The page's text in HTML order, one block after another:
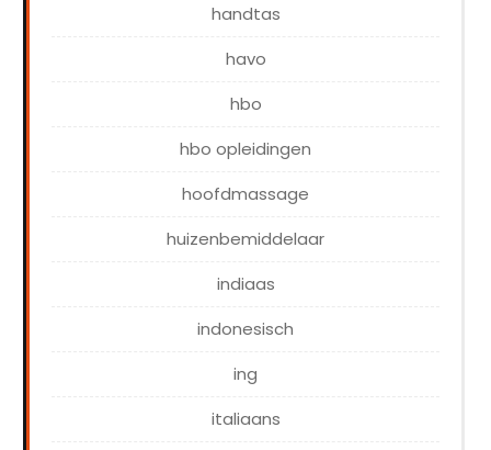
handtas
havo
hbo
hbo opleidingen
hoofdmassage
huizenbemiddelaar
indiaas
indonesisch
ing
italiaans